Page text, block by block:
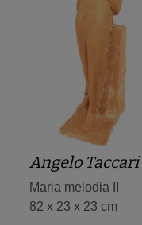
Angelo Taccari
Maria melodia II
82 x 23 x 23 cm